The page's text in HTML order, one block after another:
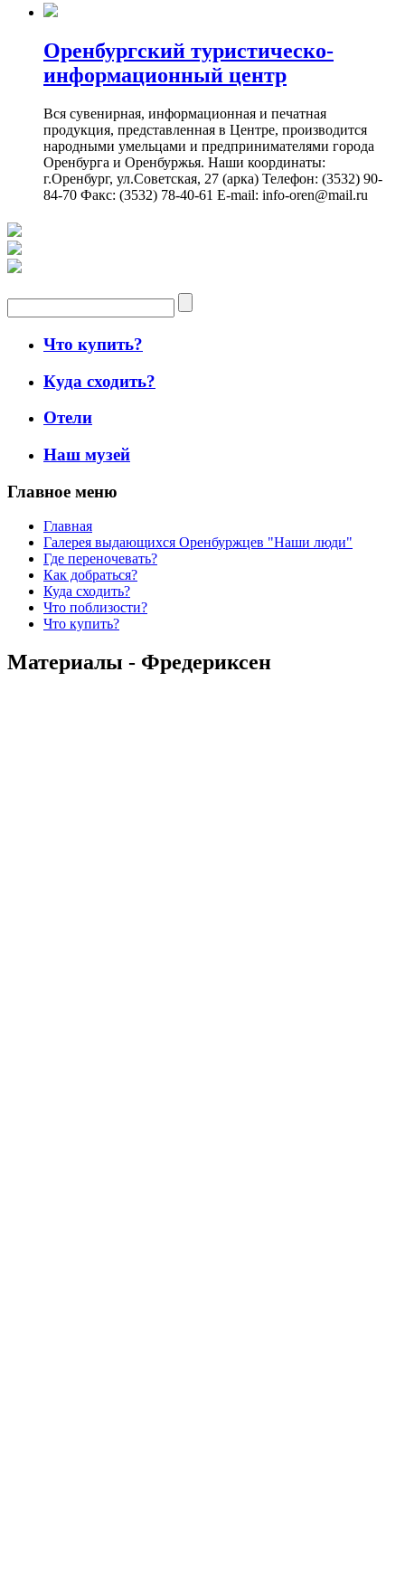
Оренбургский туристическо-
информационный центр
Вся сувенирная, информационная и печатная
продукция, представленная в Центре, производится
народными умельцами и предпринимателями города
Оренбурга и Оренбуржья. Наши координаты:
г.Оренбург, ул.Советская, 27 (арка) Телефон: (3532) 90-
84-70 Факс: (3532) 78-40-61 E-mail: info-oren@mail.ru
Что купить?
Куда сходить?
Отели
Наш музей
Главное меню
Главная
Галерея выдающихся Оренбуржцев "Наши люди"
Где переночевать?
Как добраться?
Куда сходить?
Что поблизости?
Что купить?
Материалы - Фредериксен